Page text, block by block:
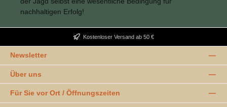
nachhaltigen Erfolg!
Kostenloser Versand ab 50 €
Newsletter
Über uns
Für Sie vor Ort / Öffnungszeiten